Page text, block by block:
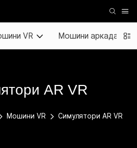
VR Мошини аркада
AR VR
Мошини VR Симулятори AR VR